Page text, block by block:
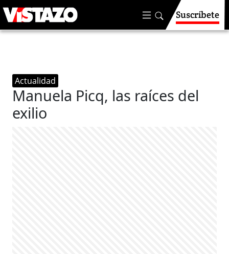
Suscríbete
Actualidad
Manuela Picq, las raíces del
exilio